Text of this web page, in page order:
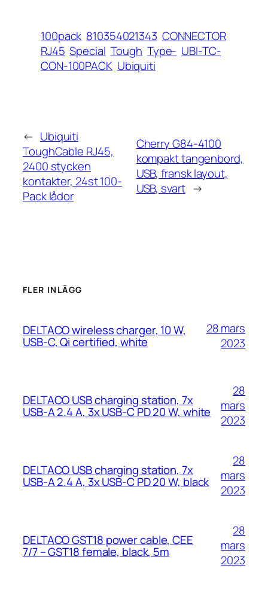
100pack 810354021343 CONNECTOR
RJ45 Special Tough Type- UBI-TC-
CON-100PACK Ubiquiti
← Ubiquiti
ToughCable RJ45,
2400 stycken
kontakter, 24st 100-
Pack lådor
Cherry G84-4100
kompakt tangenbord,
USB, fransk layout,
USB, svart →
FLER INLÄGG
DELTACO wireless charger, 10 W,
USB-C, Qi certified, white
28 mars
2023
DELTACO USB charging station, 7x
USB-A 2.4 A, 3x USB-C PD 20 W, white
28
mars
2023
DELTACO USB charging station, 7x
USB-A 2.4 A, 3x USB-C PD 20 W, black
28
mars
2023
DELTACO GST18 power cable, CEE
7/7 – GST18 female, black, 5m
28
mars
2023